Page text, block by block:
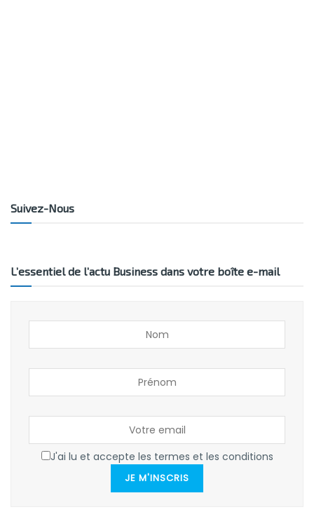
Suivez-Nous
L’essentiel de l’actu Business dans votre boîte e-mail
J'ai lu et accepte les termes et les conditions
JE M'INSCRIS